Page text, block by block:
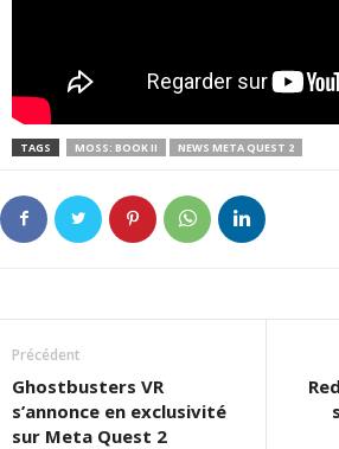
TAGS MOSS: BOOK II NEWS META QUEST 2
Précédent
Ghostbusters VR
s’annonce en exclusivité
sur Meta Quest 2